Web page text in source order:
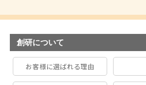
創研について
お客様に選ばれる理由